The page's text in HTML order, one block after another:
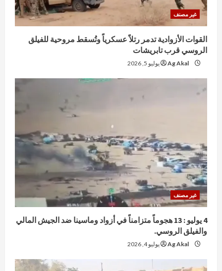
غير مصنف
القوات الأزوادية تدمر رتلاً عسكرياً وتُسقط مروحية للفيلق
الروسي قرب تابريشات
Ag Akal يوليو 5, 2026
غير مصنف
4 يوليو : 13 هجوماً متزامناً في أزواد وماسينا ضد الجيش المالي
والفيلق الروسي.
Ag Akal يوليو 4, 2026